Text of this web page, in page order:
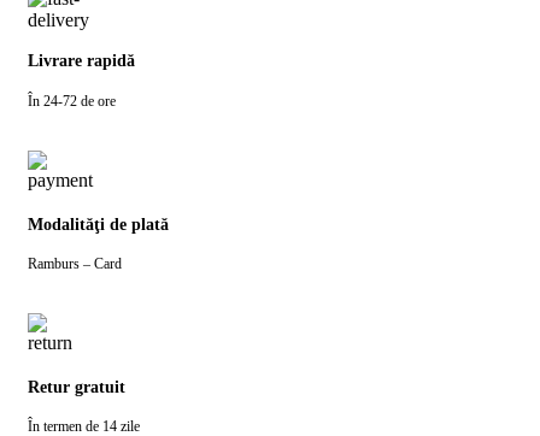
Livrare rapidă
În 24-72 de ore
Modalităţi de plată
Ramburs – Card
Retur gratuit
În termen de 14 zile